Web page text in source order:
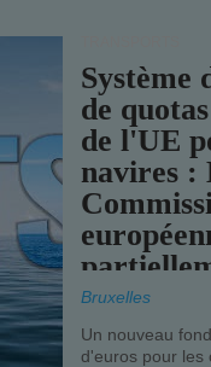
Système
de
de l'UE
navires :
Bruxelles
Un nouveau
d'euros pour les